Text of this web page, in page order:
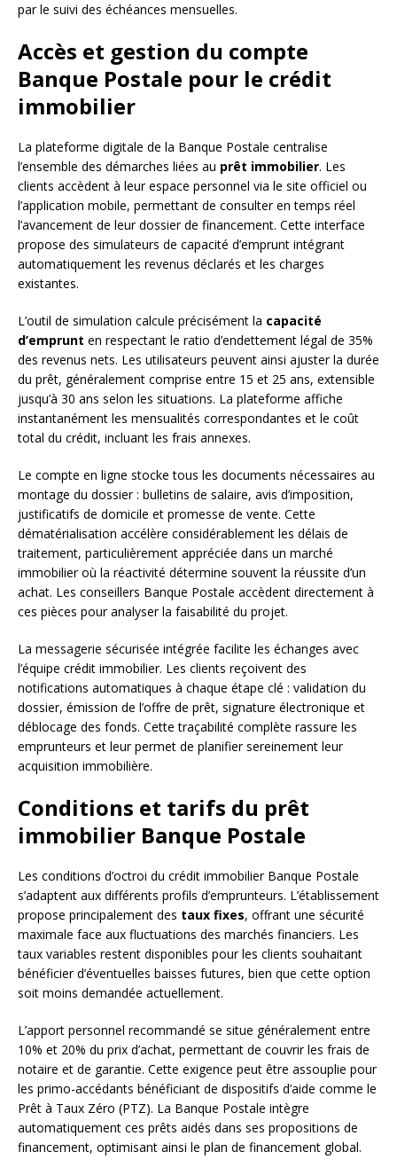
par le suivi des échéances mensuelles.
Accès et gestion du compte
Banque Postale pour le crédit
immobilier
La plateforme digitale de la Banque Postale centralise
l’ensemble des démarches liées au prêt immobilier. Les
clients accèdent à leur espace personnel via le site officiel ou
l’application mobile, permettant de consulter en temps réel
l’avancement de leur dossier de financement. Cette interface
propose des simulateurs de capacité d’emprunt intégrant
automatiquement les revenus déclarés et les charges
existantes.
L’outil de simulation calcule précisément la capacité
d’emprunt en respectant le ratio d’endettement légal de 35%
des revenus nets. Les utilisateurs peuvent ainsi ajuster la durée
du prêt, généralement comprise entre 15 et 25 ans, extensible
jusqu’à 30 ans selon les situations. La plateforme affiche
instantanément les mensualités correspondantes et le coût
total du crédit, incluant les frais annexes.
Le compte en ligne stocke tous les documents nécessaires au
montage du dossier : bulletins de salaire, avis d’imposition,
justificatifs de domicile et promesse de vente. Cette
dématérialisation accélère considérablement les délais de
traitement, particulièrement appréciée dans un marché
immobilier où la réactivité détermine souvent la réussite d’un
achat. Les conseillers Banque Postale accèdent directement à
ces pièces pour analyser la faisabilité du projet.
La messagerie sécurisée intégrée facilite les échanges avec
l’équipe crédit immobilier. Les clients reçoivent des
notifications automatiques à chaque étape clé : validation du
dossier, émission de l’offre de prêt, signature électronique et
déblocage des fonds. Cette traçabilité complète rassure les
emprunteurs et leur permet de planifier sereinement leur
acquisition immobilière.
Conditions et tarifs du prêt
immobilier Banque Postale
Les conditions d’octroi du crédit immobilier Banque Postale
s’adaptent aux différents profils d’emprunteurs. L’établissement
propose principalement des taux fixes, offrant une sécurité
maximale face aux fluctuations des marchés financiers. Les
taux variables restent disponibles pour les clients souhaitant
bénéficier d’éventuelles baisses futures, bien que cette option
soit moins demandée actuellement.
L’apport personnel recommandé se situe généralement entre
10% et 20% du prix d’achat, permettant de couvrir les frais de
notaire et de garantie. Cette exigence peut être assouplie pour
les primo-accédants bénéficiant de dispositifs d’aide comme le
Prêt à Taux Zéro (PTZ). La Banque Postale intègre
automatiquement ces prêts aidés dans ses propositions de
financement, optimisant ainsi le plan de financement global.